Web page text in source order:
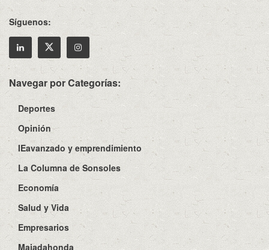
Síguenos:
Navegar por Categorías:
Deportes
Opinión
IEavanzado y emprendimiento
La Columna de Sonsoles
Economía
Salud y Vida
Empresarios
Majadahonda